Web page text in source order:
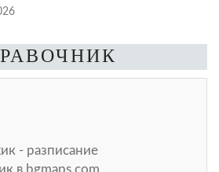
- разписание
в bgmaps.com